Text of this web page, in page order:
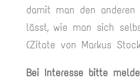
damit man den anderen
lässt, wie man sich
(Zitate von Markus
Bei Interesse bitte